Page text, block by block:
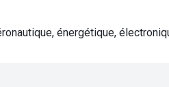
énergétique,